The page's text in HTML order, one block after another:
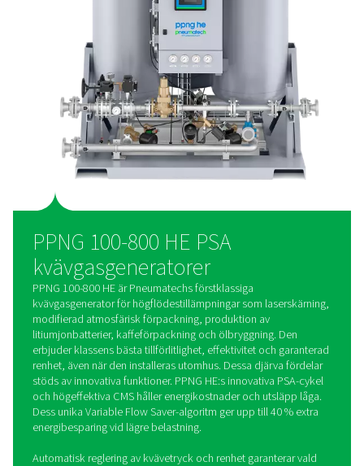
Mindre energi, inga
PPNG 100-800 HE minskar energiförbrukningen och
av kväveleveranser på flaska, vilket bidrar till att minska
driftskostnaderna samtidigt som transportrelaterade